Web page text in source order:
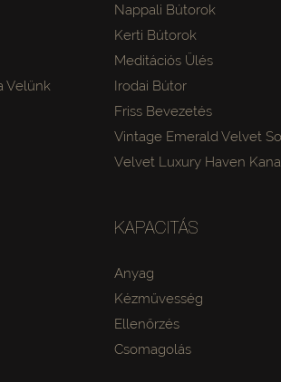
Velünk
Nappali Bútorok
Kerti Bútorok
Meditációs Ülés
Irodai Bútor
Friss Bevezetés
Vintage Emerald Velvet
Velvet Luxury Haven
KAPACITÁS
Anyag
Kézművesség
Ellenőrzés
Csomagolás